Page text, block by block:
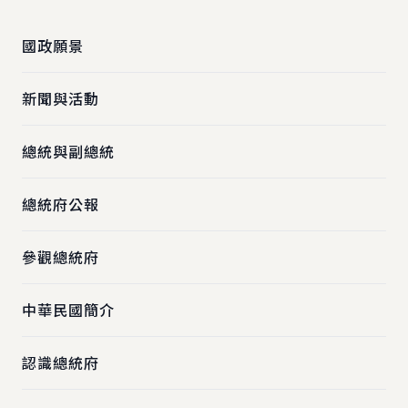
國政願景
新聞與活動
總統與副總統
總統府公報
參觀總統府
中華民國簡介
認識總統府